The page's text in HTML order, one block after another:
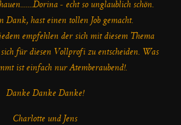
- echt so unglaublich schön.
Dank, hast einen tollen Job gemacht.
empfehlen der sich mit diesem Thema
für diesen Vollprofi zu entscheiden. Was
ist einfach nur Atemberaubend!.
Danke Danke Danke!
Charlotte und Jens